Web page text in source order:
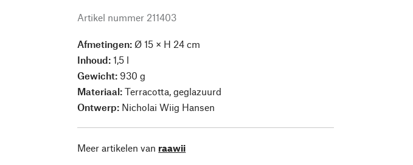
Artikel nummer 211403
Afmetingen: Ø 15 × H 24 cm
Inhoud:1,5 l
Gewicht: 930 g
Materiaal:Terracotta, geglazuurd
Ontwerp: Nicholai Wiig Hansen
Meer artikelen van raawii